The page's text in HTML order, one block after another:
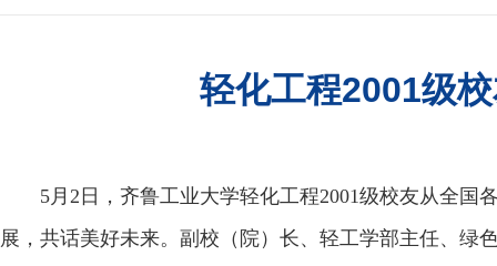
轻化工程2001级
5月2日，齐鲁工业大学轻化工程2001级校友从全
展，共话美好未来。副校（院）长、轻工学部主任、绿